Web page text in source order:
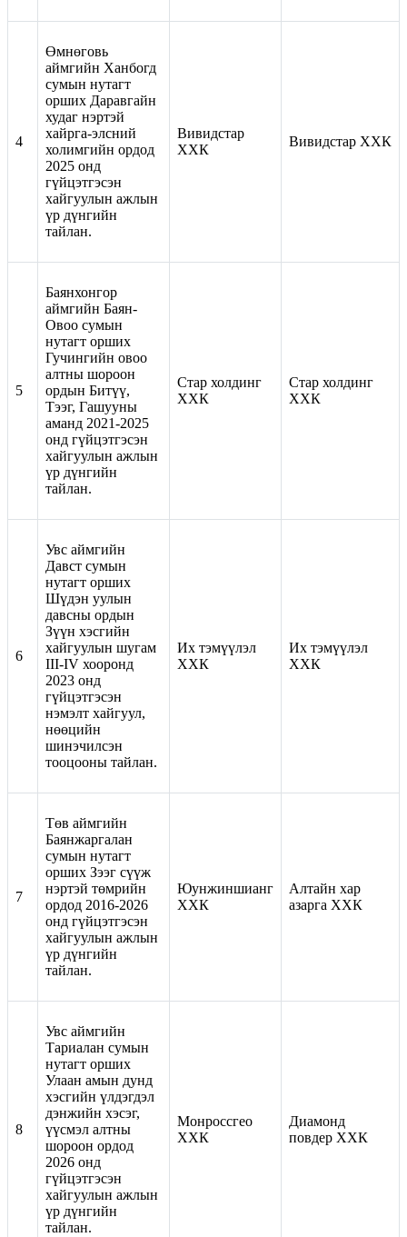
4
Өмнөговь
аймгийн Ханбогд
сумын нутагт
орших Даравгайн
худаг нэртэй
хайрга-элсний
холимгийн ордод
2025 онд
гүйцэтгэсэн
хайгуулын ажлын
үр дүнгийн
тайлан.
Вивидстар
ХХК
Вивидстар ХХК
5
Баянхонгор
аймгийн Баян-
Овоо сумын
нутагт орших
Гучингийн овоо
алтны шороон
ордын Битүү,
Тээг, Гашууны
аманд 2021-2025
онд гүйцэтгэсэн
хайгуулын ажлын
үр дүнгийн
тайлан.
Стар холдинг
ХХК
Стар холдинг
ХХК
6
Увс аймгийн
Давст сумын
нутагт орших
Шүдэн уулын
давсны ордын
Зүүн хэсгийн
хайгуулын шугам
III-IV хооронд
2023 онд
гүйцэтгэсэн
нэмэлт хайгуул,
нөөцийн
шинэчилсэн
тооцооны тайлан.
Их тэмүүлэл
ХХК
Их тэмүүлэл
ХХК
7
Төв аймгийн
Баянжаргалан
сумын нутагт
орших Зээг сүүж
нэртэй төмрийн
ордод 2016-2026
онд гүйцэтгэсэн
хайгуулын ажлын
үр дүнгийн
тайлан.
Юунжиншианг
ХХК
Алтайн хар
азарга ХХК
8
Увс аймгийн
Тариалан сумын
нутагт орших
Улаан амын дунд
хэсгийн үлдэгдэл
дэнжийн хэсэг,
үүсмэл алтны
шороон ордод
2026 онд
гүйцэтгэсэн
хайгуулын ажлын
үр дүнгийн
тайлан.
Монроссгео
ХХК
Диамонд
повдер ХХК